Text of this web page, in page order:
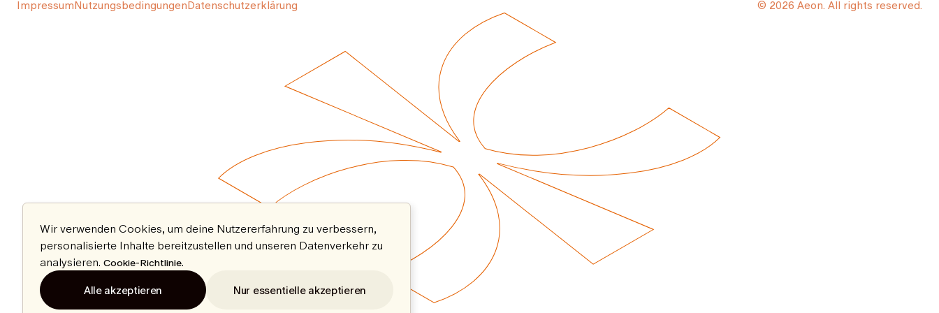
ImpressumNutzungsbedingungenDatenschutzerklärung © 2026 Aeon. All rights reserved.
Wir verwenden Cookies, um deine Nutzererfahrung zu verbessern,
personalisierte Inhalte bereitzustellen und unseren Datenverkehr zu
analysieren. Cookie-Richtlinie.
Alle akzeptieren Nur essentielle akzeptieren